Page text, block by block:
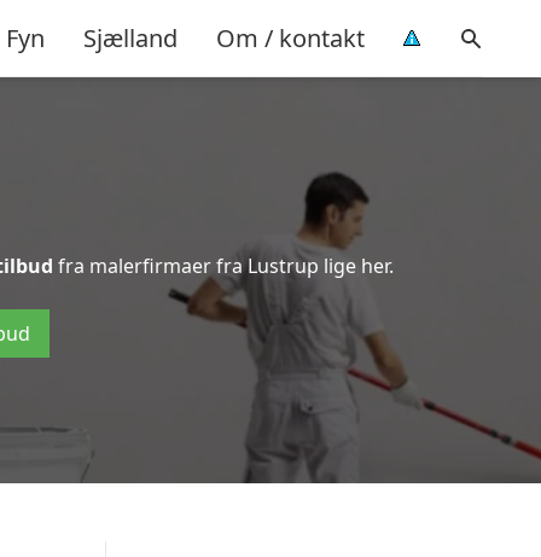
Fyn Sjælland Om / kontakt
fra malerfirmaer fra Lustrup lige her.